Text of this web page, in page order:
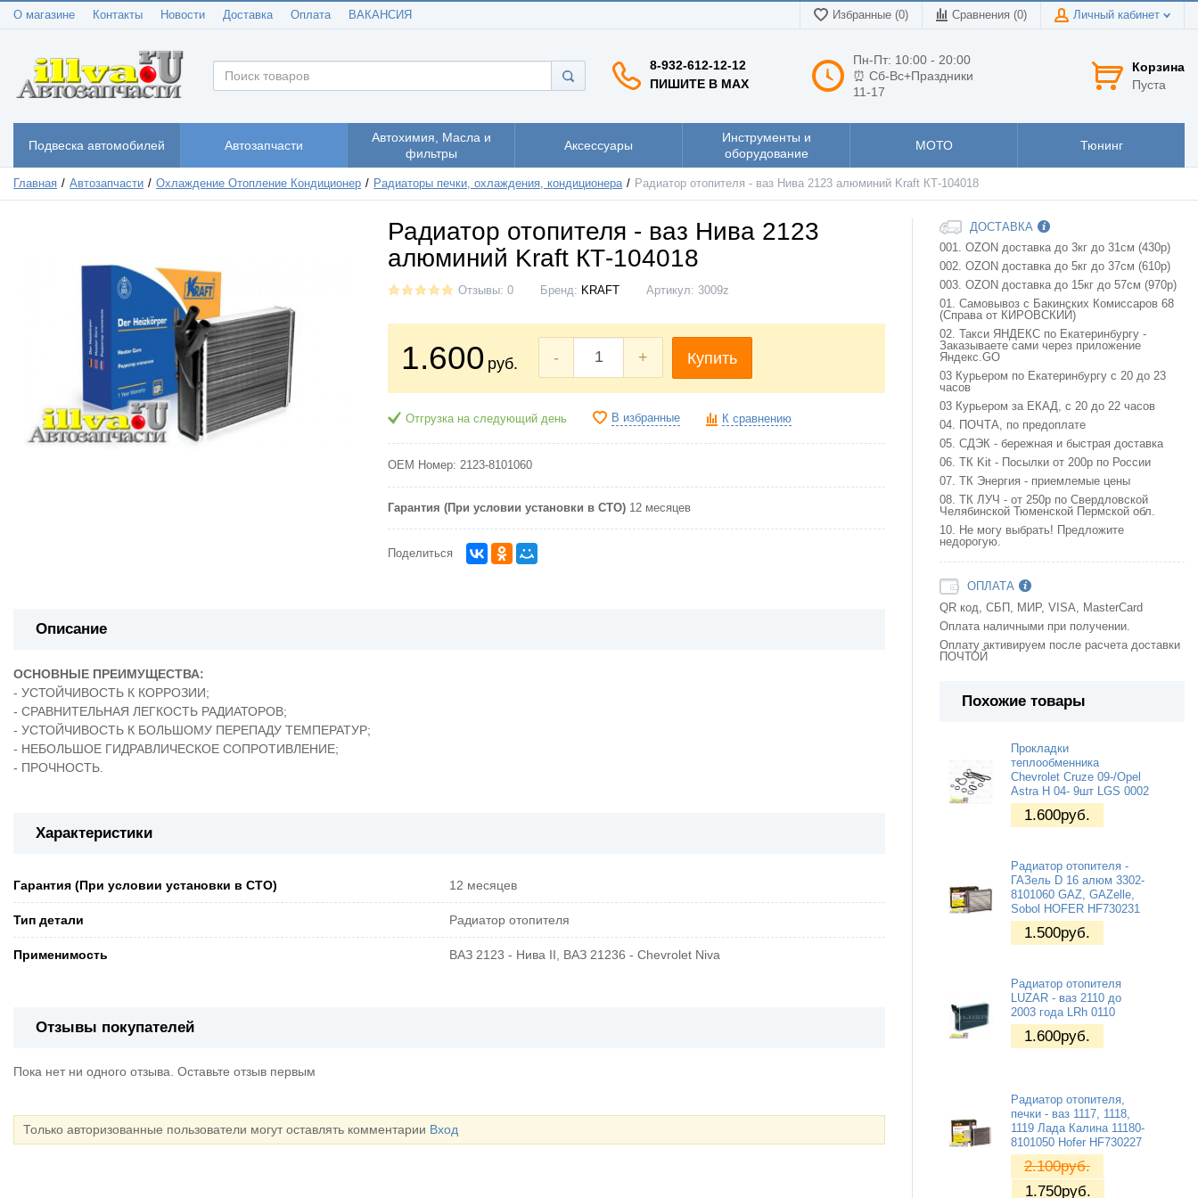
О магазине Контакты Новости Доставка Оплата ВАКАНСИЯ Избранные (0) Сравнения (0) Личный кабинет
8-932-612-12-12
ПИШИТЕ В MAX
Пн-Пт: 10:00 - 20:00
⏰ Сб-Вс+Праздники
11-17
Корзина
Пуста
Подвеска автомобилей Автозапчасти
Автохимия, Масла и
фильтры
Аксессуары
Инструменты и
оборудование
МОТО Тюнинг
Главная Автозапчасти Охлаждение Отопление Кондиционер Радиаторы печки, охлаждения, кондиционера Радиатор отопителя - ваз Нива 2123 алюминий Kraft КТ-104018
Радиатор отопителя - ваз Нива 2123
алюминий Kraft КТ-104018
Отзывы: 0 Бренд: KRAFT Артикул: 3009z
1.600 руб. - + Купить
Отгрузка на следующий день В избранные К сравнению
OEM Номер: 2123-8101060
Гарантия (При условии установки в СТО) 12 месяцев
Поделиться
Описание
ОСНОВНЫЕ ПРЕИМУЩЕСТВА:
- УСТОЙЧИВОСТЬ К КОРРОЗИИ;
- СРАВНИТЕЛЬНАЯ ЛЕГКОСТЬ РАДИАТОРОВ;
- УСТОЙЧИВОСТЬ К БОЛЬШОМУ ПЕРЕПАДУ ТЕМПЕРАТУР;
- НЕБОЛЬШОЕ ГИДРАВЛИЧЕСКОЕ СОПРОТИВЛЕНИЕ;
- ПРОЧНОСТЬ.
Характеристики
Гарантия (При условии установки в СТО) 12 месяцев
Тип детали Радиатор отопителя
Применимость ВАЗ 2123 - Нива II, ВАЗ 21236 - Chevrolet Niva
Отзывы покупателей
Пока нет ни одного отзыва. Оставьте отзыв первым
Только авторизованные пользователи могут оставлять комментарии Вход
ДОСТАВКА
001. OZON доставка до 3кг до 31см (430р)
002. OZON доставка до 5кг до 37см (610р)
003. OZON доставка до 15кг до 57см (970р)
01. Самовывоз с Бакинских Комиссаров 68
(Справа от КИРОВСКИЙ)
02. Такси ЯНДЕКС по Екатеринбургу -
Заказываете сами через приложение
Яндекс.GO
03 Курьером по Екатеринбургу с 20 до 23
часов
03 Курьером за ЕКАД, с 20 до 22 часов
04. ПОЧТА, по предоплате
05. СДЭК - бережная и быстрая доставка
06. ТК Kit - Посылки от 200р по России
07. ТК Энергия - приемлемые цены
08. ТК ЛУЧ - от 250р по Свердловской
Челябинской Тюменской Пермской обл.
10. Не могу выбрать! Предложите
недорогую.
ОПЛАТА
QR код, СБП, МИР, VISA, MasterCard
Оплата наличными при получении.
Оплату активируем после расчета доставки
ПОЧТОЙ
Похожие товары
Прокладки
теплообменника
Chevrolet Cruze 09-/Opel
Astra H 04- 9шт LGS 0002
1.600руб.
Радиатор отопителя -
ГАЗель D 16 алюм 3302-
8101060 GAZ, GAZelle,
Sobol HOFER HF730231
1.500руб.
Радиатор отопителя
LUZAR - ваз 2110 до
2003 года LRh 0110
1.600руб.
Радиатор отопителя,
печки - ваз 1117, 1118,
1119 Лада Калина 11180-
8101050 Hofer HF730227
2.100руб.
1.750руб.